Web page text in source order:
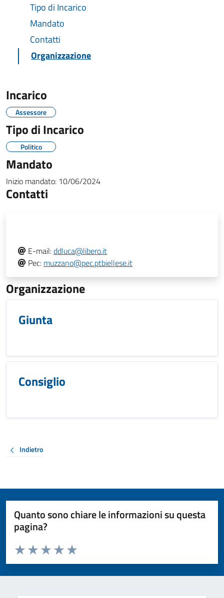
Tipo di Incarico
Mandato
Contatti
Organizzazione
Incarico
Assessore
Tipo di Incarico
Politico
Mandato
Inizio mandato: 10/06/2024
Contatti
E-mail:ddluca@libero.it
Pec: muzzano@pec.ptbiellese.it
Organizzazione
Giunta
Consiglio
Indietro
Quanto sono chiare le informazioni su questa
pagina?
Valuta da 1 a 5 stelle la pagina
Valuta 5 stelle su 5
Valuta 4 stelle su 5
Valuta 3 stelle su 5
Valuta 2 stelle su 5
Valuta 1 stelle su 5